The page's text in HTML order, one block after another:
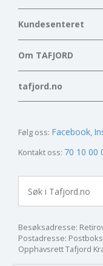
Kundesenteret
Om TAFJORD
tafjord.no
Følg oss: Facebook
Kontakt oss: 70 10 00
Besøksadresse:
Postadresse:
Opphavsrett Tafjord